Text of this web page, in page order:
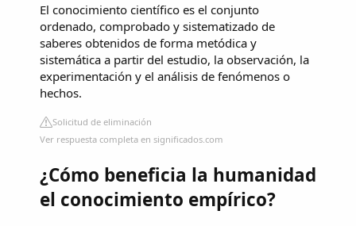
El conocimiento científico es el conjunto
ordenado, comprobado y sistematizado de
saberes obtenidos de forma metódica y
sistemática a partir del estudio, la observación, la
experimentación y el análisis de fenómenos o
hechos.
Solicitud de eliminación
Ver respuesta completa en significados.com
¿Cómo beneficia la humanidad
el conocimiento empírico?